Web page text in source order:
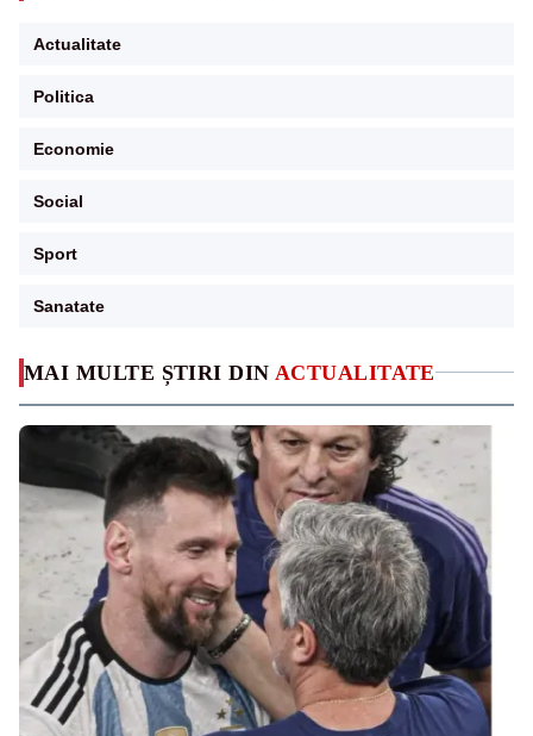
MAI MULTE ȘTIRI DIN ACTUALITATE
Actualitate
Politica
Economie
Social
Sport
Sanatate